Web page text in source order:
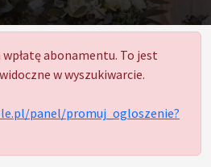
wpłatę abonamentu. To jest
w wyszukiwarcie.
panel/promuj_ogloszenie?